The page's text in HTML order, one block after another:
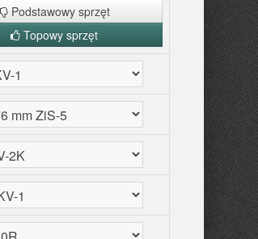
Podstawowy sprzęt
Topowy sprzęt